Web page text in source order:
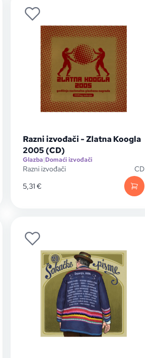
Razni izvođači - Zlatna Koogla
2005 (CD)
Glazba|Domaći izvođači
Razni izvođači
CD
5,31€